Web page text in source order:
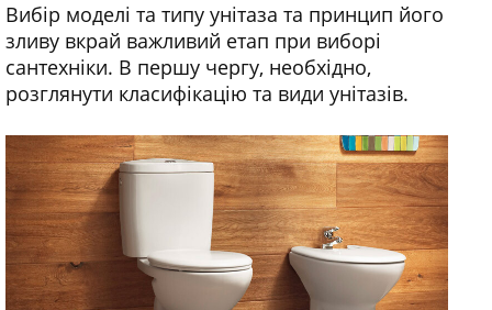
Вибір моделі та типу унітаза та принцип його
зливу вкрай важливий етап при виборі
сантехніки. В першу чергу, необхідно,
розглянути класифікацію та види унітазів.